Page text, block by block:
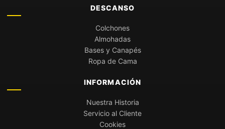
DESCANSO
Colchones
Almohadas
Bases y Canapés
Ropa de Cama
INFORMACIÓN
Nuestra Historia
Servicio al Cliente
Cookies